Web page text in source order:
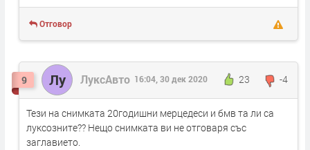
Отговор
9 Лу ЛуксАвто 23 -4
16:04, 30 дек 2020
Тези на снимката 20годишни мерцедеси и бмв та ли са
луксозните?? Нещо снимката ви не отговаря със
заглавието.